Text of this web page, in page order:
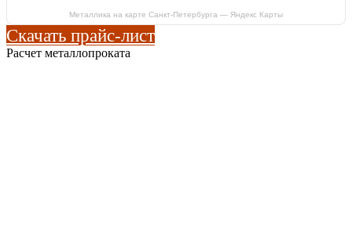
Металлика на карте Санкт‑Петербурга — Яндекс Карты
Скачать прайс-лист
Расчет металлопроката